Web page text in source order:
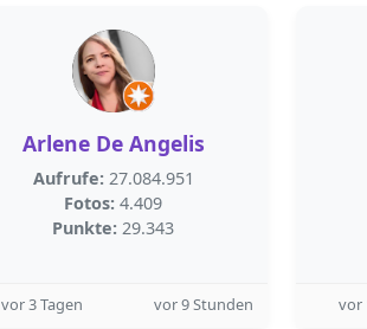
Arlene De Angelis
Aufrufe: 27.084.951
Fotos: 4.409
Punkte: 29.343
vor 3 Tagen vor 9 Stunden vor